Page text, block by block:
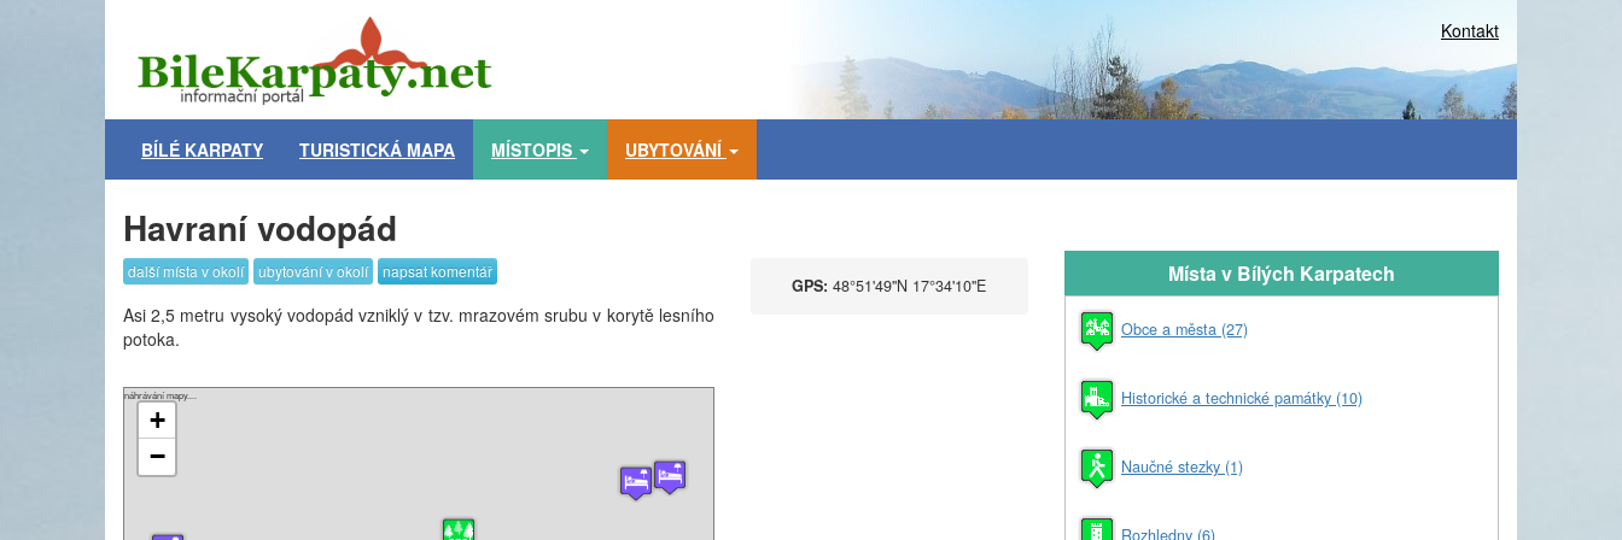
Kontakt
BÍLÉ KARPATY TURISTICKÁ MAPA MÍSTOPIS UBYTOVÁNÍ
Havraní vodopád
další místa v okolí ubytování v okolí napsat komentář
Asi 2,5 metru vysoký vodopád vzniklý v tzv. mrazovém srubu v korytě lesního
potoka.
náhrávání mapy....
+
−
GPS: 48°51'49''N 17°34'10''E Místa v Bílých Karpatech
Obce a města (27)
Historické a technické památky (10)
Naučné stezky (1)
Rozhledny (6)